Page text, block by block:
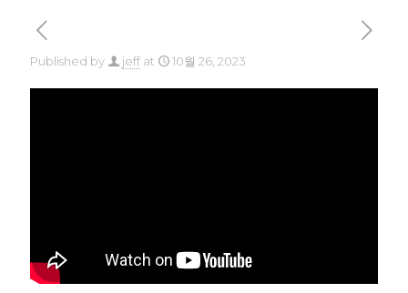
Published by jeff at 10월 26, 2023